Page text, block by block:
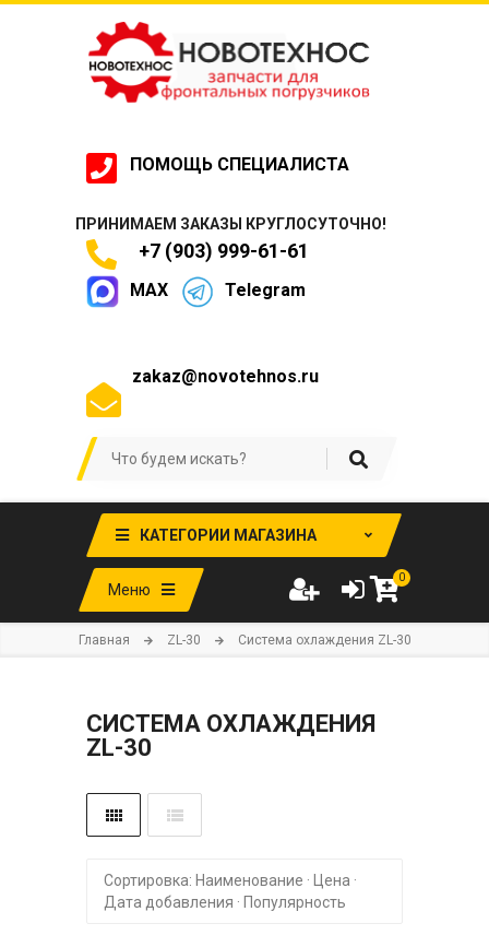
ПОМОЩЬ СПЕЦИАЛИСТА
ПРИНИМАЕМ ЗАКАЗЫ КРУГЛОСУТОЧНО!
+7 (903) 999-61-61
MAX Telegram
zakaz@novotehnos.ru
КАТЕГОРИИ МАГАЗИНА
Меню
0
Главная ZL-30 Система охлаждения ZL-30
СИСТЕМА ОХЛАЖДЕНИЯ
ZL-30
Сортировка: Наименование · Цена ·
Дата добавления · Популярность